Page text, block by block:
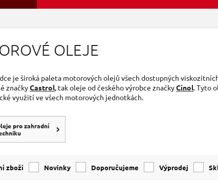
OLEJE
je široká paleta motorových olejů všech dostupných
značkyCastrol, tak oleje od českého výrobce značkyCinol. Tyto
využití ve všech motorových jednotkách.
pro zahradní
zboží Novinky Doporučujeme Výprodej